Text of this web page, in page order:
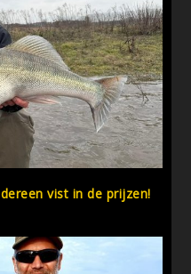
vist in de prijzen!